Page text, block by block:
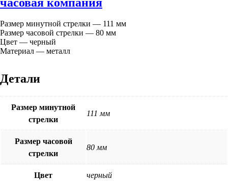
Размер минутной стрелки — 111 мм
Размер часовой стрелки — 80 мм
Цвет — черный
Материал — металл
Детали
Размер минутной
стрелки
111 мм
Размер часовой
стрелки
80 мм
Цвет черный